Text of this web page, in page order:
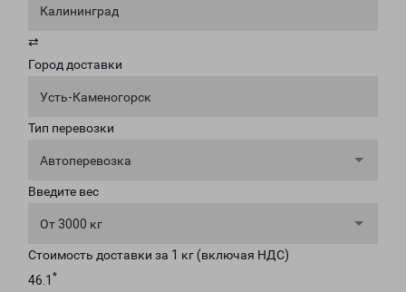
Калининград
⇄
Город доставки
Усть-Каменогорск
Тип перевозки
Автоперевозка
Введите вес
От 3000 кг
Стоимость доставки за 1 кг (включая НДС)
46.1 *